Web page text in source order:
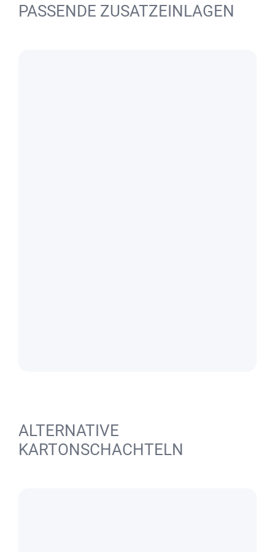
PASSENDE ZUSATZEINLAGEN
ALTERNATIVE
KARTONSCHACHTELN